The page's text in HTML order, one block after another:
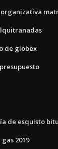
de globex
de esquisto
2019